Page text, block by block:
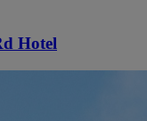
Hotel